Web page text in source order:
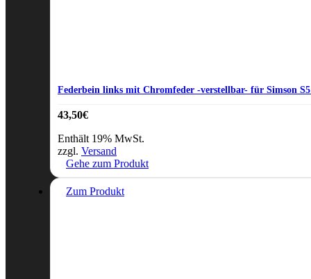
Federbein links mit Chromfeder -verstellbar- für Simson
43,50€
Enthält 19% MwSt.
zzgl. Versand
Gehe zum Produkt
Zum Produkt